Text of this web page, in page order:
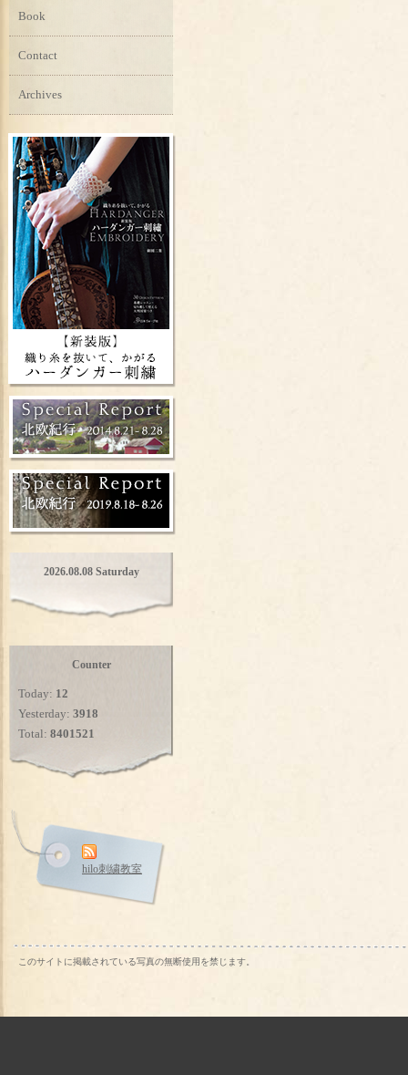
Book
Contact
Archives
2026.08.08 Saturday
Counter
Today: 12
Yesterday: 3918
Total: 8401521
hilo刺繍教室
このサイトに掲載されている写真の無断使用を禁じます。